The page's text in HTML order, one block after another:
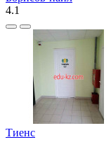
4.1
Тиенс